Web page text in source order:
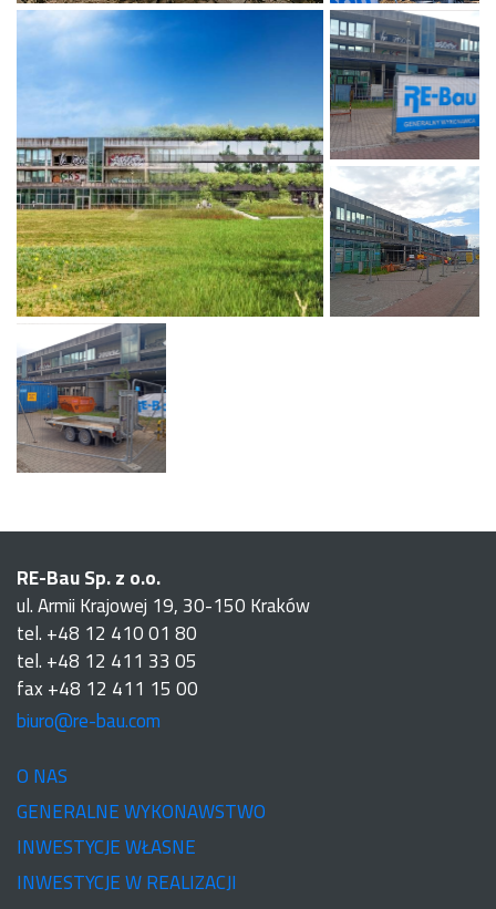
RE-Bau Sp. z o.o.
ul. Armii Krajowej 19, 30-150 Kraków
tel. +48 12 410 01 80
tel. +48 12 411 33 05
fax +48 12 411 15 00
biuro@re-bau.com
O NAS
GENERALNE WYKONAWSTWO
INWESTYCJE WŁASNE
INWESTYCJE W REALIZACJI